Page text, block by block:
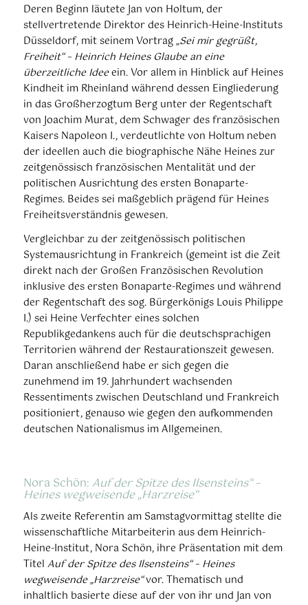
Deren Beginn läutete Jan von Holtum, der
stellvertretende Direktor des Heinrich-Heine-Instituts
Düsseldorf, mit seinem Vortrag„Sei mir gegrüßt,
Freiheit“ – Heinrich Heines Glaube an eine
überzeitliche Ideeein. Vor allem in Hinblick auf Heines
Kindheit im Rheinland während dessen Eingliederung
in das Großherzogtum Berg unter der Regentschaft
von Joachim Murat, dem Schwager des französischen
Kaisers Napoleon I., verdeutlichte von Holtum neben
der ideellen auch die biographische Nähe Heines zur
zeitgenössisch französischen Mentalität und der
politischen Ausrichtung des ersten Bonaparte-
Regimes. Beides sei maßgeblich prägend für Heines
Freiheitsverständnis gewesen.
Vergleichbar zu der zeitgenössisch politischen
Systemausrichtung in Frankreich (gemeint ist die Zeit
direkt nach der Großen Französischen Revolution
inklusive des ersten Bonaparte-Regimes und während
der Regentschaft des sog. Bürgerkönigs Louis Philippe
I.) sei Heine Verfechter eines solchen
Republikgedankens auch für die deutschsprachigen
Territorien während der Restaurationszeit gewesen.
Daran anschließend habe er sich gegen die
zunehmend im 19. Jahrhundert wachsenden
Ressentiments zwischen Deutschland und Frankreich
positioniert, genauso wie gegen den aufkommenden
deutschen Nationalismus im Allgemeinen.
Nora Schön:Auf der Spitze des Ilsensteins“ –
Heines wegweisende „Harzreise“
Als zweite Referentin am Samstagvormittag stellte die
wissenschaftliche Mitarbeiterin aus dem Heinrich-
Heine-Institut, Nora Schön, ihre Präsentation mit dem
Titel Auf der Spitze des Ilsensteins“ – Heines
wegweisende „Harzreise“vor. Thematisch und
inhaltlich basierte diese auf der von ihr und Jan von